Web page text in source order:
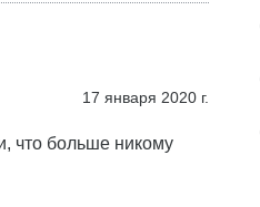
17 января 2020 г.
что больше никому